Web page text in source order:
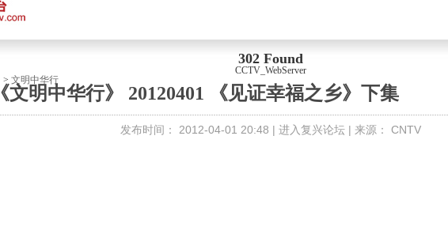
302 Found
CCTV_WebServer
> 文明中华行
《文明中华行》 20120401 《见证幸福之乡》下集
发布时间： 2012-04-01 20:48 | 进入复兴论坛 | 来源： CNTV